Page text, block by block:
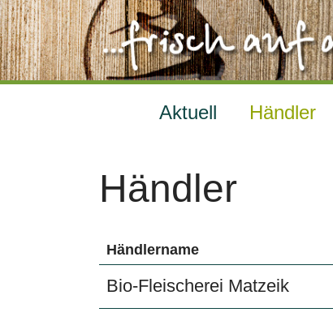
Aktuell Händler
Händler
Händlername
Bio-Fleischerei Matzeik